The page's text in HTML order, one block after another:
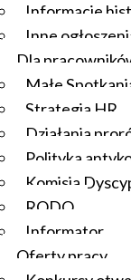
Informacje
Inne
Dla
Małe
Strategia HR
Działania
Polityka
Komisja
RODO
Informator
Oferty pracy